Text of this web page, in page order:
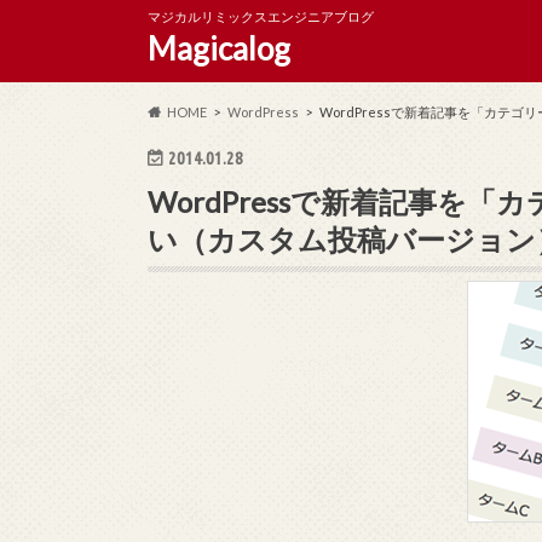
マジカルリミックスエンジニアブログ
Magicalog
HOME WordPress WordPressで新着記事を「カテゴリ
2014.01.28
WordPressで新着記事を「
い（カスタム投稿バージョン